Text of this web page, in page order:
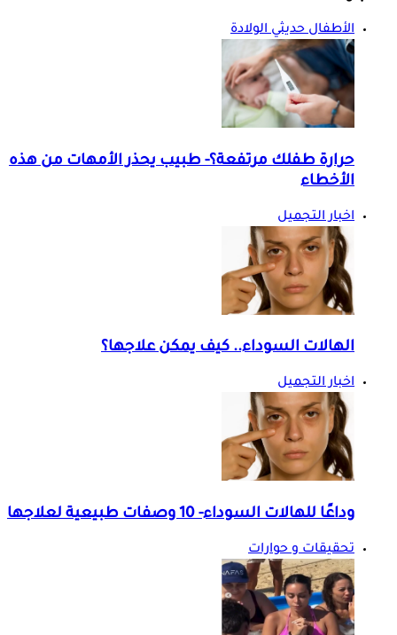
الأطفال حديثي الولادة
حرارة طفلك مرتفعة؟- طبيب يحذر الأمهات من هذه
الأخطاء
اخبار التجميل
الهالات السوداء.. كيف يمكن علاجها؟
اخبار التجميل
وداعًا للهالات السوداء- 10 وصفات طبيعية لعلاجها
تحقيقات و حوارات